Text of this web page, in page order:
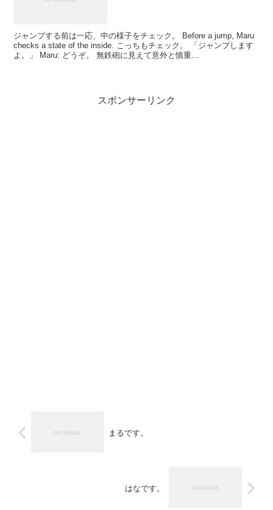
ジャンプする前は一応、中の様子をチェック。 Before a jump, Maru
checks a state of the inside. こっちもチェック。 「ジャンプします
よ。」 Maru: どうぞ。 無鉄砲に見えて意外と慎重...
スポンサーリンク
まるです。
はなです。